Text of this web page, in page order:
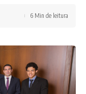
6 Min de leitura